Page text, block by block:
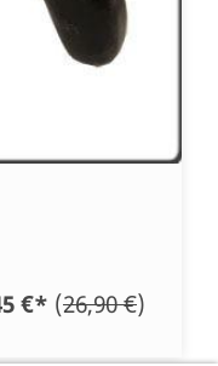
€* (26,90 €)